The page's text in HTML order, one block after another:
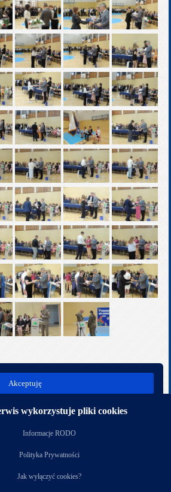
2024/2025
Akceptuję
wykorzystuje pliki cookies
Informacje RODO
Polityka Prywatności
Jak wyłączyć cookies?